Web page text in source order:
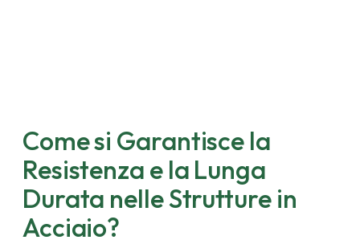
Come si Garantisce la
Resistenza e la Lunga
Durata nelle Strutture in
Acciaio?